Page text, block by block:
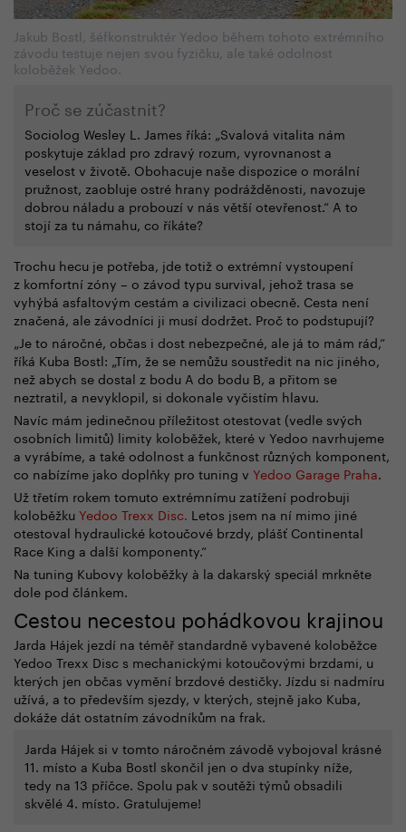
Jakub Bostl, šéfkonstruktér Yedoo během tohoto extrémního
závodu testuje nejen svou fyzičku, ale také odolnost
koloběžek Yedoo.
Proč se zúčastnit?
Sociolog Wesley L. James říká: „Svalová vitalita nám
poskytuje základ pro zdravý rozum, vyrovnanost a
veselost v životě. Obohacuje naše dispozice o morální
pružnost, zaobluje ostré hrany podrážděnosti, navozuje
dobrou náladu a probouzí v nás větší otevřenost.“ A to
stojí za tu námahu, co říkáte?
Trochu hecu je potřeba, jde totiž o extrémní vystoupení
z komfortní zóny – o závod typu survival, jehož trasa se
vyhýbá asfaltovým cestám a civilizaci obecně. Cesta není
značená, ale závodníci ji musí dodržet. Proč to podstupují?
„Je to náročné, občas i dost nebezpečné, ale já to mám rád,“
říká Kuba Bostl: „Tím, že se nemůžu soustředit na nic jiného,
než abych se dostal z bodu A do bodu B, a přitom se
neztratil, a nevyklopil, si dokonale vyčistím hlavu.
Navíc mám jedinečnou příležitost otestovat (vedle svých
osobních limitů) limity koloběžek, které v Yedoo navrhujeme
a vyrábíme, a také odolnost a funkčnost různých komponent,
co nabízíme jako doplňky pro tuning v Yedoo Garage Praha.
Už třetím rokem tomuto extrémnímu zatížení podrobuji
koloběžku Yedoo Trexx Disc. Letos jsem na ní mimo jiné
otestoval hydraulické kotoučové brzdy, plášť Continental
Race King a další komponenty.“
Na tuning Kubovy koloběžky à la dakarský speciál mrkněte
dole pod článkem.
Cestou necestou pohádkovou krajinou
Jarda Hájek jezdí na téměř standardně vybavené koloběžce
Yedoo Trexx Disc s mechanickými kotoučovými brzdami, u
kterých jen občas vymění brzdové destičky. Jízdu si nadmíru
užívá, a to především sjezdy, v kterých, stejně jako Kuba,
dokáže dát ostatním závodníkům na frak.
Jarda Hájek si v tomto náročném závodě vybojoval krásné
11. místo a Kuba Bostl skončil jen o dva stupínky níže,
tedy na 13 příčce. Spolu pak v soutěži týmů obsadili
skvělé 4. místo. Gratulujeme!